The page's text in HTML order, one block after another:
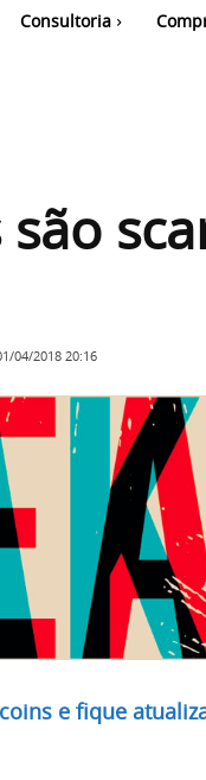
Consultoria
são
04/2018 20:16
e fique